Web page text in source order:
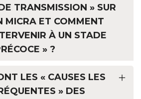
TRANSMISSION » SUR
MICRA ET COMMENT
À UN STADE
» ?
LES « CAUSES LES
» DES